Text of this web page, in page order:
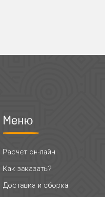
Меню
Расчет он-лайн
Как заказать?
Доставка и сборка